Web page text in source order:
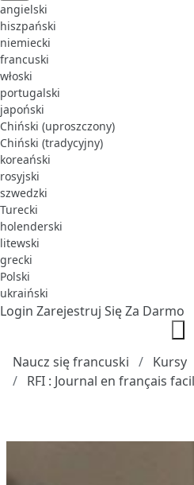
angielski
hiszpański
niemiecki
francuski
włoski
portugalski
japoński
Chiński (uproszczony)
Chiński (tradycyjny)
koreański
rosyjski
szwedzki
Turecki
holenderski
litewski
grecki
Polski
ukraiński
Login Zarejestruj Się Za Darmo
Naucz się francuski
Kursy
RFI : Journal en français